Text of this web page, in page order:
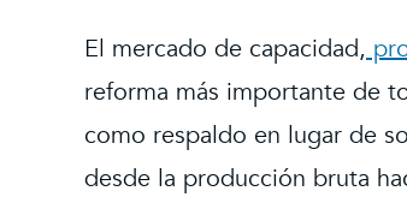
El mercado de capacidad,
reforma más importante de
como respaldo en lugar de
desde la producción bruta